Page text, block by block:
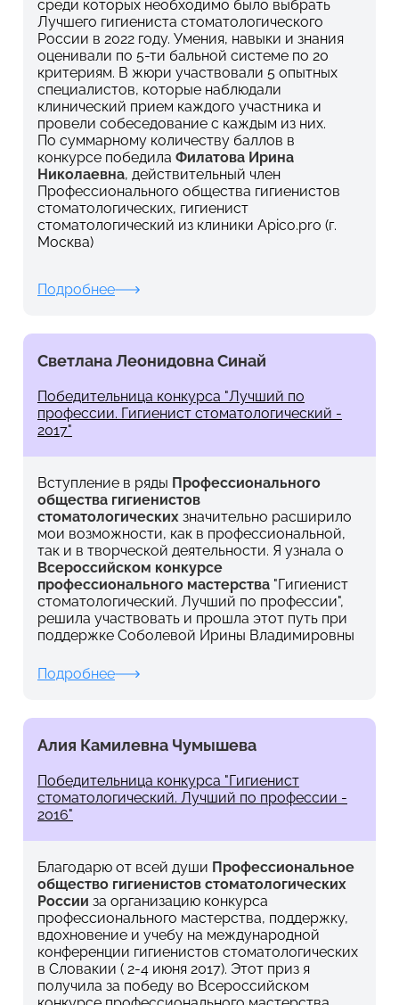
среди которых необходимо было выбрать
Лучшего гигиениста стоматологического
России в 2022 году. Умения, навыки и знания
оценивали по 5-ти бальной системе по 20
критериям. В жюри участвовали 5 опытных
специалистов, которые наблюдали
клинический прием каждого участника и
провели собеседование с каждым из них.
По суммарному количеству баллов в
конкурсе победила Филатова Ирина
Николаевна, действительный член
Профессионального общества гигиенистов
стоматологических, гигиенист
стоматологический из клиники Apico.pro (г.
Москва)
Подробнее
Светлана Леонидовна Синай
Победительница конкурса "Лучший по
профессии. Гигиенист стоматологический -
2017"
Вступление в ряды Профессионального
общества гигиенистов
стоматологических значительно расширило
мои возможности, как в профессиональной,
так и в творческой деятельности. Я узнала о
Всероссийском конкурсе
профессионального мастерства "Гигиенист
стоматологический. Лучший по профессии",
решила участвовать и прошла этот путь при
поддержке Соболевой Ирины Владимировны
Подробнее
Алия Камилевна Чумышева
Победительница конкурса "Гигиенист
стоматологический. Лучший по профессии -
2016"
Благодарю от всей души Профессиональное
общество гигиенистов стоматологических
России за организацию конкурса
профессионального мастерства, поддержку,
вдохновение и учебу на международной
конференции гигиенистов стоматологических
в Словакии ( 2-4 июня 2017). Этот приз я
получила за победу во Всероссийском